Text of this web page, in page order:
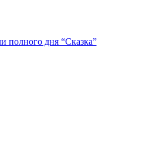
полного дня “Сказка”